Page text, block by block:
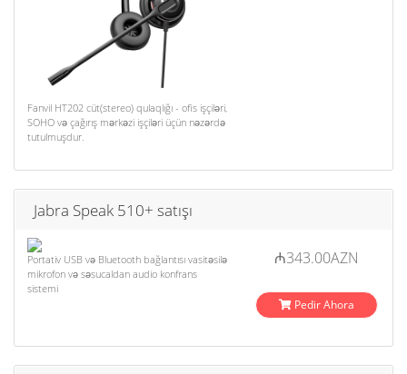
Fanvil HT202 cüt(stereo) qulaqlığı - ofis işçiləri,
SOHO və çağırış mərkəzi işçiləri üçün nəzərdə
tutulmuşdur.
Jabra Speak 510+ satışı
Portativ USB və Bluetooth bağlantısı vasitəsilə
mikrofon və səsucaldan audio konfrans
sistemi
₼343.00AZN
Pedir Ahora